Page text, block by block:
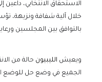
الاستحقاق الانتخابي، داعين
خلال آلية شفافة ونزيهة،
بالتوافق بين المجلسين
ويعيش الليبيون
الجميع في وضع حل للوضع